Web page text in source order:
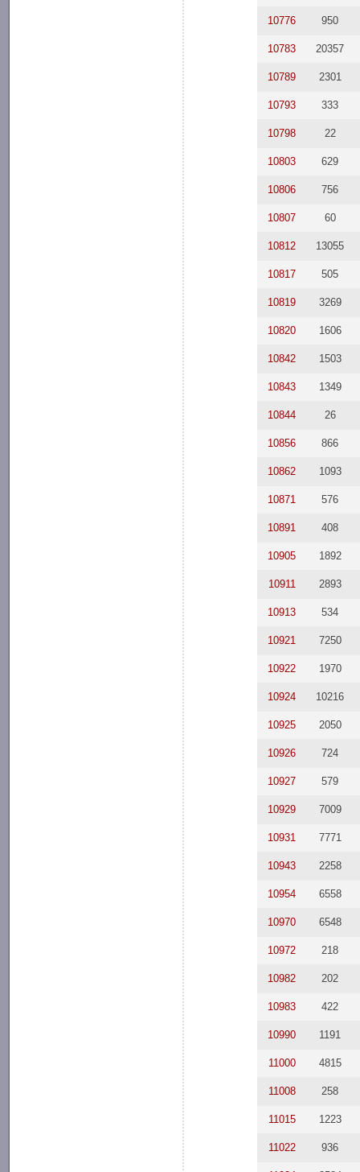
10776 950
10783 20357
10789 2301
10793 333
10798 22
10803 629
10806 756
10807 60
10812 13055
10817 505
10819 3269
10820 1606
10842 1503
10843 1349
10844 26
10856 866
10862 1093
10871 576
10891 408
10905 1892
10911 2893
10913 534
10921 7250
10922 1970
10924 10216
10925 2050
10926 724
10927 579
10929 7009
10931 7771
10943 2258
10954 6558
10970 6548
10972 218
10982 202
10983 422
10990 1191
11000 4815
11008 258
11015 1223
11022 936